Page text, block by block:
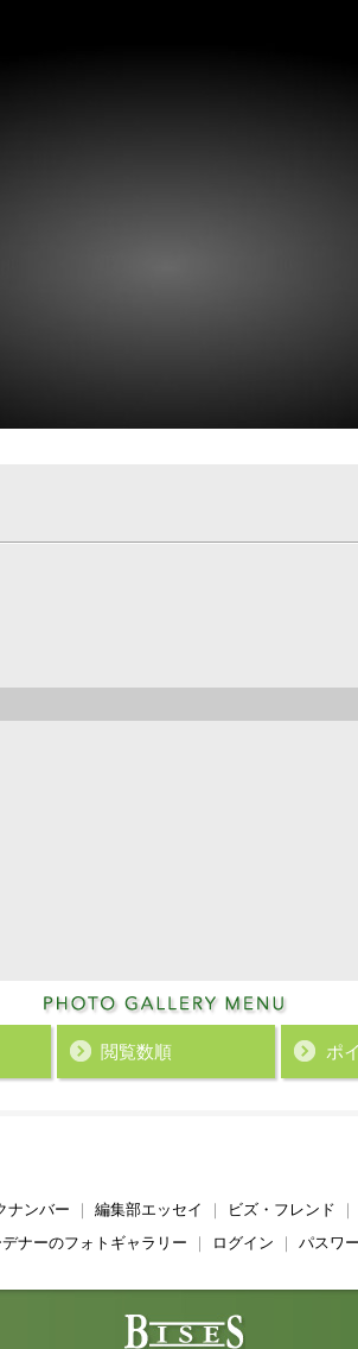
閲覧数順 ポ
ナンバー 編集部エッセイ ビズ・フレンド
デナーのフォトギャラリー ログイン パスワ